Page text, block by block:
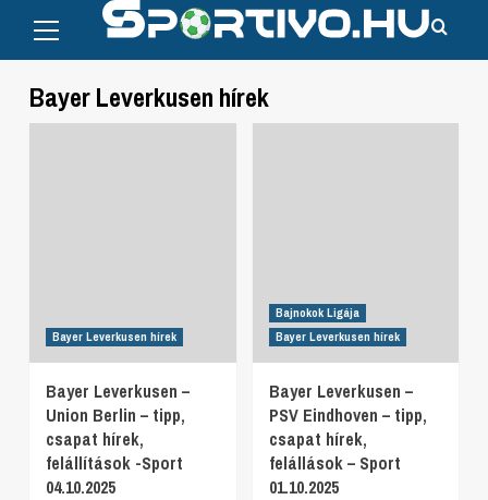
content
Menu
Bayer Leverkusen hírek
Bayer Leverkusen hírek
Bayer Leverkusen –
Union Berlin – tipp,
csapat hírek,
felállítások -Sport
04.10.2025
Bajnokok Ligája
Bayer Leverkusen hírek
Bayer Leverkusen –
PSV Eindhoven – tipp,
csapat hírek,
felállások – Sport
01.10.2025